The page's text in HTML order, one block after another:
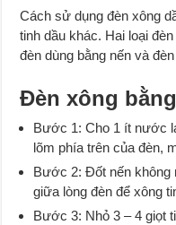
Cách sử dụng đèn xông
tinh dầu khác. Hai loại
đèn dùng bằng nến và
Đèn xông
Bước 1: Cho 1 ít nước
lõm phía trên của đèn,
Bước 2: Đốt nến không
giữa lòng đèn để xông
Bước 3: Nhỏ 3 – 4 giọt